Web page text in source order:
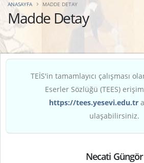
Madde Detay
ANASAYFA MADDE DETAY
TEİS'in tamamlayıcı çalışması
Eserler Sözlüğü (TEES)
https://tees.yesevi.edu.tr
ulaşabilirsiniz.
Necati Güngör